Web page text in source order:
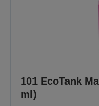
101 EcoTank
ml)